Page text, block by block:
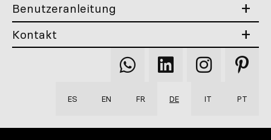
Benutzeranleitung
Kontakt
Qooqer
WhatsApp
Qooqer
Linkedin
Qooqer
Instagram
Qooqer
ES EN FR DE IT PT